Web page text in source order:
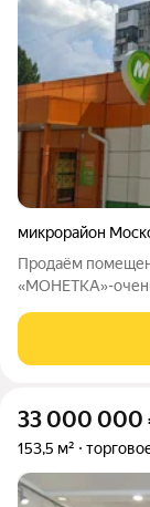
микрорайон
Продаём
«МОНЕТКА»-
по всей России,
доход и
33 000 000
153,5 м²